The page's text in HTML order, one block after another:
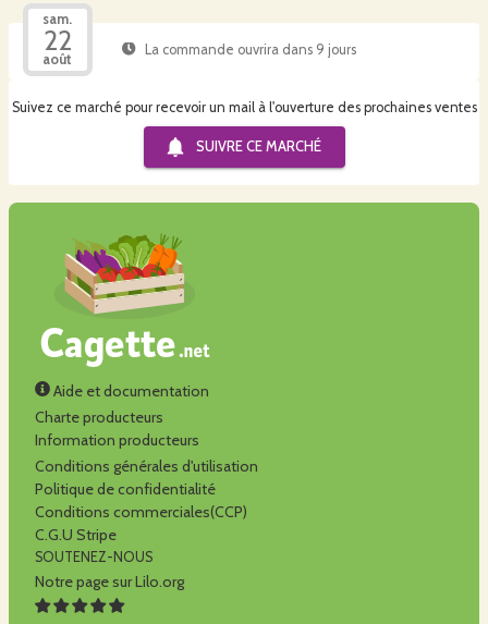
sam.
22
août
La commande ouvrira dans 9 jours
Suivez ce marché pour recevoir un mail à l'ouverture des prochaines ventes
SUIVRE CE MARCHÉ
Aide et documentation
Charte producteurs
Information producteurs
Conditions générales d'utilisation
Politique de confidentialité
Conditions commerciales(CCP)
C.G.U Stripe
SOUTENEZ-NOUS
Notre page sur Lilo.org